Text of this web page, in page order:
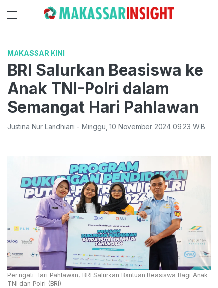
MAKASSAR KINI
BRI Salurkan Beasiswa ke
Anak TNI-Polri dalam
Semangat Hari Pahlawan
Justina Nur Landhiani - Minggu 10 November 2024 09:23 WIB
Peringati Hari Pahlawan, BRI Salurkan Bantuan Beasiswa Bagi Anak
TNI dan Polri (BRI)